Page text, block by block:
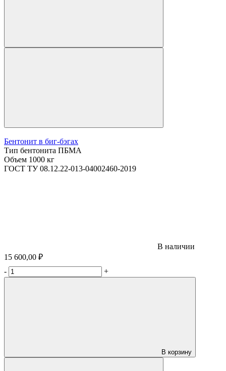
Бентонит в биг-бэгах
Тип бентонита ПБМА
Объем 1000 кг
ГОСТ ТУ 08.12.22-013-04002460-2019
В наличии
15 600,00 ₽
-
+
В корзину